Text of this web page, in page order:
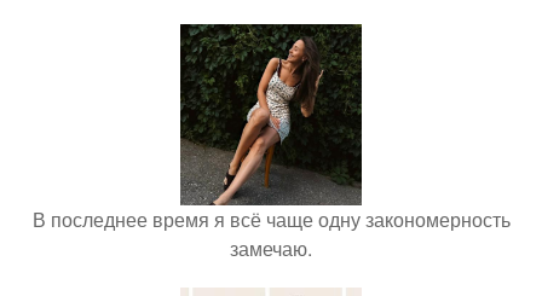
В последнее время я всё чаще одну закономерность
замечаю.